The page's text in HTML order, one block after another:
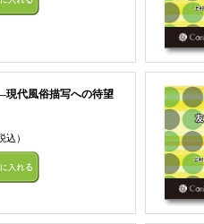
代風俗描写への待望
込）
まとめて